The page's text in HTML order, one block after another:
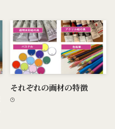
それぞれの画材の特徴